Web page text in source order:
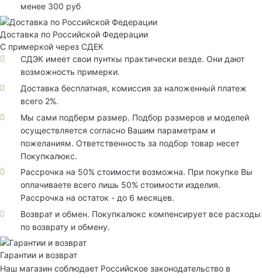
менее 300 руб
Доставка по Российской Федерации
С примеркой через СДЕК
СДЭК имеет свои пунткы практически везде. Они дают
возможность примерки.
Доставка бесплатная, комиссия за наложенный платеж
всего 2%.
Мы сами подберм размер. Подбор размеров и моделей
осуществляется согласно Вашим параметрам и
пожеланиям. Ответственность за подбор товар несет
Покупкалюкс.
Рассрочка на 50% стоимости возможна. При покупке Вы
оплачиваете всего лишь 50% стоимости изделия.
Рассрочка на остаток - до 6 месяцев.
Возврат и обмен. Покупкалюкс компенсирует все расходы
по возврату и обмену.
Гарантии и возврат
Наш магазин соблюдает Российское законодательство в